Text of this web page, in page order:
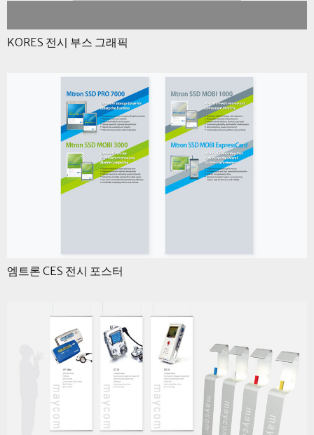
KORES 전시 부스 그래픽
엠트론 CES 전시 포스터